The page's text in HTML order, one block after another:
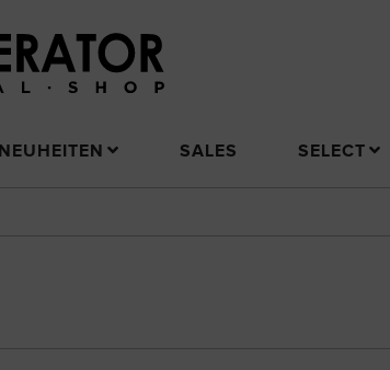
NEUHEITEN SALES SELECT